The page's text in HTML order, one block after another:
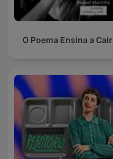
O Poema Ensina a Cair